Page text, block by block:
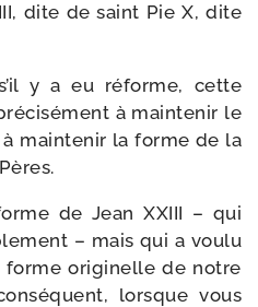
dite de saint Pie X, dite
y a eu réforme, cette
à main­te­nir le
main­te­nir la forme de la
de Jean XXIII – qui
– mais qui a vou­lu
ori­gi­nelle de notre
lorsque vous